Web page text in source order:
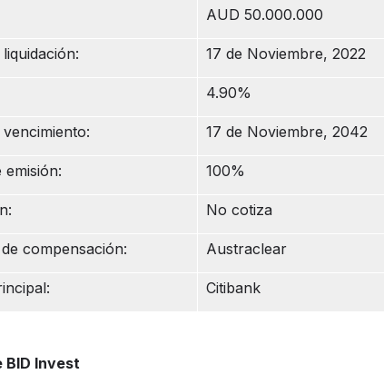
AUD 50.000.000
17 de Noviembre, 2022
4.90%
17 de Noviembre, 2042
emisión: 100%
No cotiza
compensación: Austraclear
Citibank
BID Invest